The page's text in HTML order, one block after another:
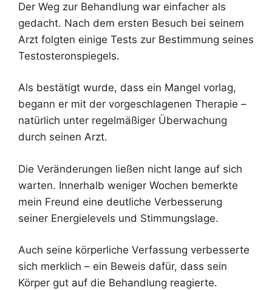
Der Weg zur Behandlung war einfacher als
gedacht. Nach dem ersten Besuch bei seinem
Arzt folgten einige Tests zur Bestimmung seines
Testosteronspiegels.
Als bestätigt wurde, dass ein Mangel vorlag,
begann er mit der vorgeschlagenen Therapie –
natürlich unter regelmäßiger Überwachung
durch seinen Arzt.
Die Veränderungen ließen nicht lange auf sich
warten. Innerhalb weniger Wochen bemerkte
mein Freund eine deutliche Verbesserung
seiner Energielevels und Stimmungslage.
Auch seine körperliche Verfassung verbesserte
sich merklich – ein Beweis dafür, dass sein
Körper gut auf die Behandlung reagierte.